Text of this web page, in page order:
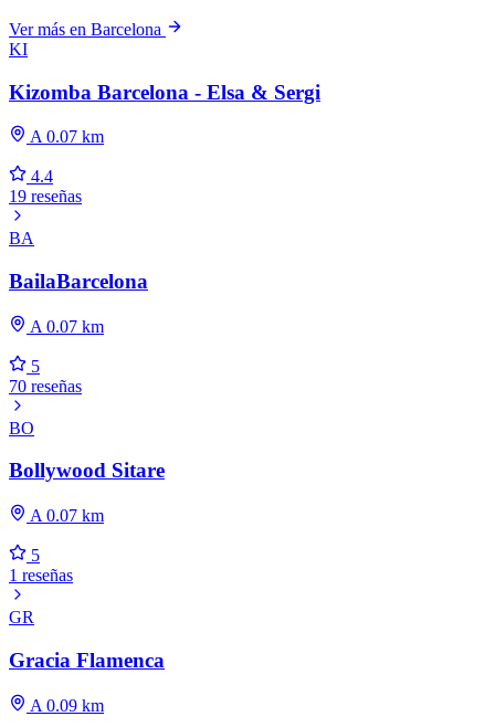
Ver más en Barcelona
KI
Kizomba Barcelona - Elsa & Sergi
A 0.07 km
4.4
19 reseñas
BA
BailaBarcelona
A 0.07 km
5
70 reseñas
BO
Bollywood Sitare
A 0.07 km
5
1 reseñas
GR
Gracia Flamenca
A 0.09 km